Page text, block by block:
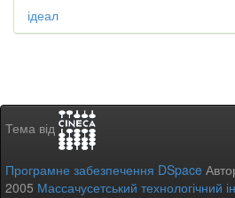
ідеал
Тема від
Програмне забезпечення DSpace
2005 Массачусетський технологічний